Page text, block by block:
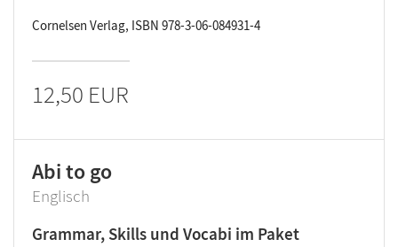
Cornelsen Verlag, ISBN 978-3-06-084931-4
12,50 EUR
Abi to go
Englisch
Grammar, Skills und Vocabi im Paket